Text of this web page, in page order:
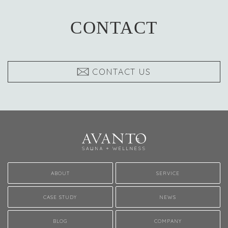
CONTACT
CONTACT US
ABOUT SERVICE
CASE STUDY NEWS
BLOG COMPANY